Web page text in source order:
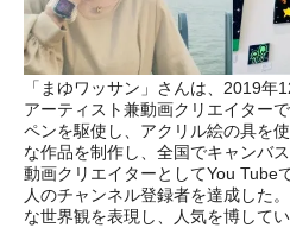
「まゆワッサン」さんは、2019
アーティスト兼動画クリエイター
ペンを駆使し、アクリル絵の具を
な作品を制作し、全国でキャンバ
動画クリエイターとしてYou Tube
人のチャンネル登録者を達成した
な世界観を表現し、人気を博してい